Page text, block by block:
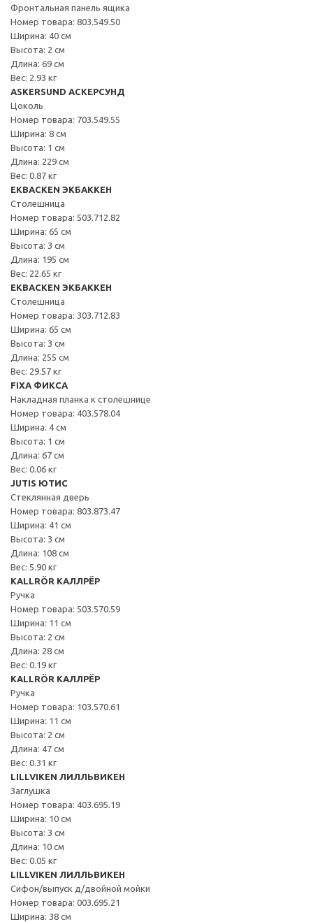
Фронтальная панель ящика
Номер товара: 803.549.50
Ширина: 40 см
Высота: 2 см
Длина: 69 см
Вес: 2.93 кг
ASKERSUND АСКЕРСУНД
Цоколь
Номер товара: 703.549.55
Ширина: 8 см
Высота: 1 см
Длина: 229 см
Вес: 0.87 кг
EKBACKEN ЭКБАККЕН
Столешница
Номер товара: 503.712.82
Ширина: 65 см
Высота: 3 см
Длина: 195 см
Вес: 22.65 кг
EKBACKEN ЭКБАККЕН
Столешница
Номер товара: 303.712.83
Ширина: 65 см
Высота: 3 см
Длина: 255 см
Вес: 29.57 кг
FIXA ФИКСА
Накладная планка к столешнице
Номер товара: 403.578.04
Ширина: 4 см
Высота: 1 см
Длина: 67 см
Вес: 0.06 кг
JUTIS ЮТИС
Стеклянная дверь
Номер товара: 803.873.47
Ширина: 41 см
Высота: 3 см
Длина: 108 см
Вес: 5.90 кг
KALLRÖR КАЛЛРЁР
Ручка
Номер товара: 503.570.59
Ширина: 11 см
Высота: 2 см
Длина: 28 см
Вес: 0.19 кг
KALLRÖR КАЛЛРЁР
Ручка
Номер товара: 103.570.61
Ширина: 11 см
Высота: 2 см
Длина: 47 см
Вес: 0.31 кг
LILLVIKEN ЛИЛЛЬВИКЕН
Заглушка
Номер товара: 403.695.19
Ширина: 10 см
Высота: 3 см
Длина: 10 см
Вес: 0.05 кг
LILLVIKEN ЛИЛЛЬВИКЕН
Сифон/выпуск д/двойной мойки
Номер товара: 003.695.21
Ширина: 38 см